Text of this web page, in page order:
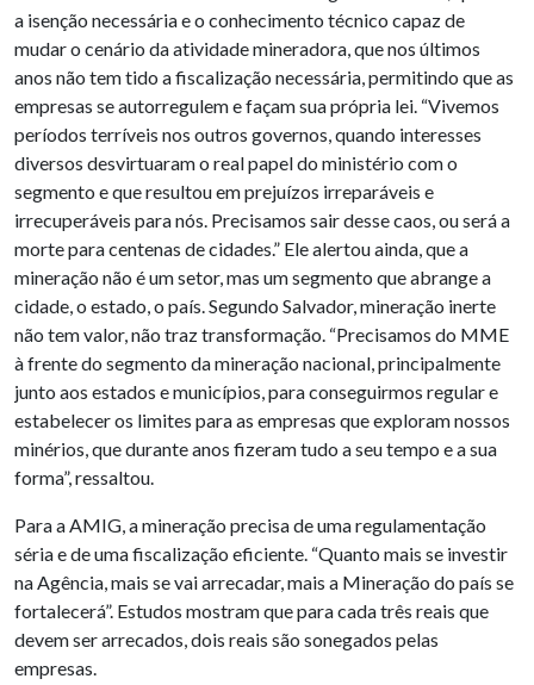
a isenção necessária e o conhecimento técnico capaz de
mudar o cenário da atividade mineradora, que nos últimos
anos não tem tido a fiscalização necessária, permitindo que as
empresas se autorregulem e façam sua própria lei. “Vivemos
períodos terríveis nos outros governos, quando interesses
diversos desvirtuaram o real papel do ministério com o
segmento e que resultou em prejuízos irreparáveis e
irrecuperáveis para nós. Precisamos sair desse caos, ou será a
morte para centenas de cidades.” Ele alertou ainda, que a
mineração não é um setor, mas um segmento que abrange a
cidade, o estado, o país. Segundo Salvador, mineração inerte
não tem valor, não traz transformação. “Precisamos do MME
à frente do segmento da mineração nacional, principalmente
junto aos estados e municípios, para conseguirmos regular e
estabelecer os limites para as empresas que exploram nossos
minérios, que durante anos fizeram tudo a seu tempo e a sua
forma”, ressaltou.
Para a AMIG, a mineração precisa de uma regulamentação
séria e de uma fiscalização eficiente. “Quanto mais se investir
na Agência, mais se vai arrecadar, mais a Mineração do país se
fortalecerá”. Estudos mostram que para cada três reais que
devem ser arrecados, dois reais são sonegados pelas
empresas.